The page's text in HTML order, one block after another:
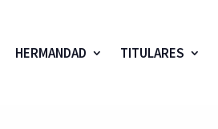
HERMANDAD TITULARES